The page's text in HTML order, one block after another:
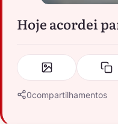
Hoje acordei
0compartilhamentos